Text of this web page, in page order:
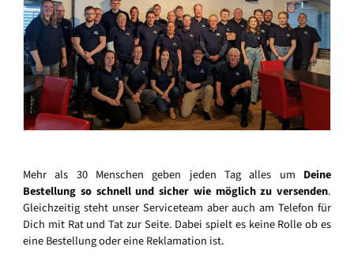
Mehr als 30 Menschen geben jeden Tag alles um Deine
Bestellung so schnell und sicher wie möglich zu versenden.
Gleichzeitig steht unser Serviceteam aber auch am Telefon für
Dich mit Rat und Tat zur Seite. Dabei spielt es keine Rolle ob es
eine Bestellung oder eine Reklamation ist.